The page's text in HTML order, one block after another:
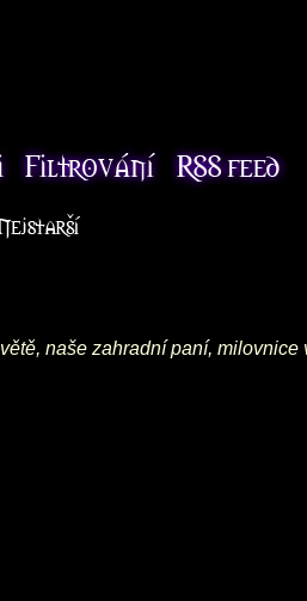
naše zahradní paní,